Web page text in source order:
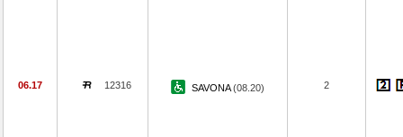
06.17 12316 SAVONA(08.20) 2